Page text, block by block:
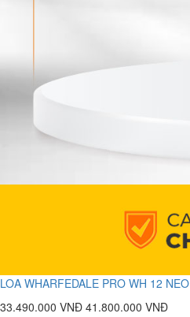
LOA WHARFEDALE PRO WH 12 NEO
33.490.000 VNĐ 41.800.000 VNĐ